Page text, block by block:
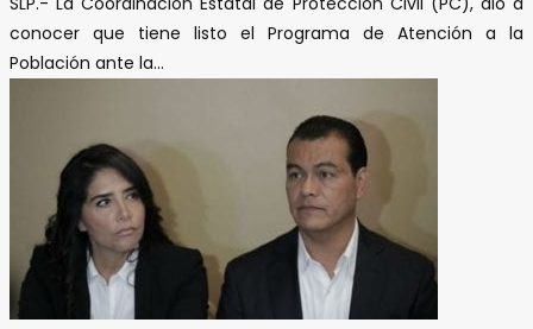
conocer que tiene listo el Programa de Atención a la
Población ante la...